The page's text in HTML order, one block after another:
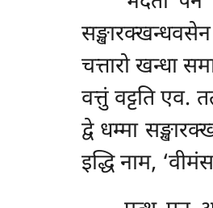
सङ्खारक्खन्धवसेन
चत्तारो खन्धा
वत्तुं वट्टति एव.
द्वे धम्मा
इद्धि नाम,